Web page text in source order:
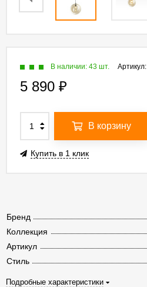
Бренд
Коллекция
Артикул
Стиль
Подробные характеристики
Артикул:
В наличии: 43 шт.
5 890 ₽
В корзину
Купить в 1 клик